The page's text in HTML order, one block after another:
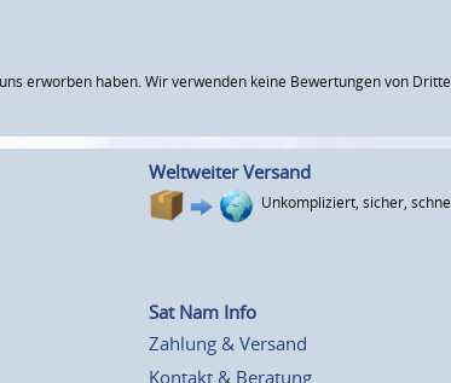
erworben haben. Wir verwenden keine Bewertungen von
Weltweiter Versand
Unkompliziert, sicher,
Sat Nam Info
Zahlung & Versand
Kontakt & Beratung